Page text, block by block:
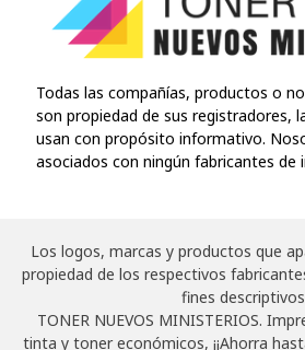
Todas las compañías, productos o
son propiedad de sus registradores,
usan con propósito informativo.
asociados con ningún fabricantes de
Los logos, marcas y productos que
propiedad de los respectivos
fines
TONER NUEVOS MINISTERIOS.
tinta y toner económicos, ¡¡Ahorra